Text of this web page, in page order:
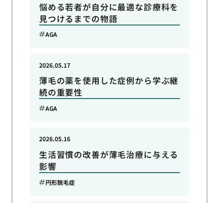
悩める若者が自分に最適な診療科を
見つけるまでの物語
AGA
薄毛の薬を使用した症例から学ぶ継
続の重要性
2026.05.17
AGA
生活習慣の改善が薄毛治療に与える
影響
2026.05.16
円形脱毛症